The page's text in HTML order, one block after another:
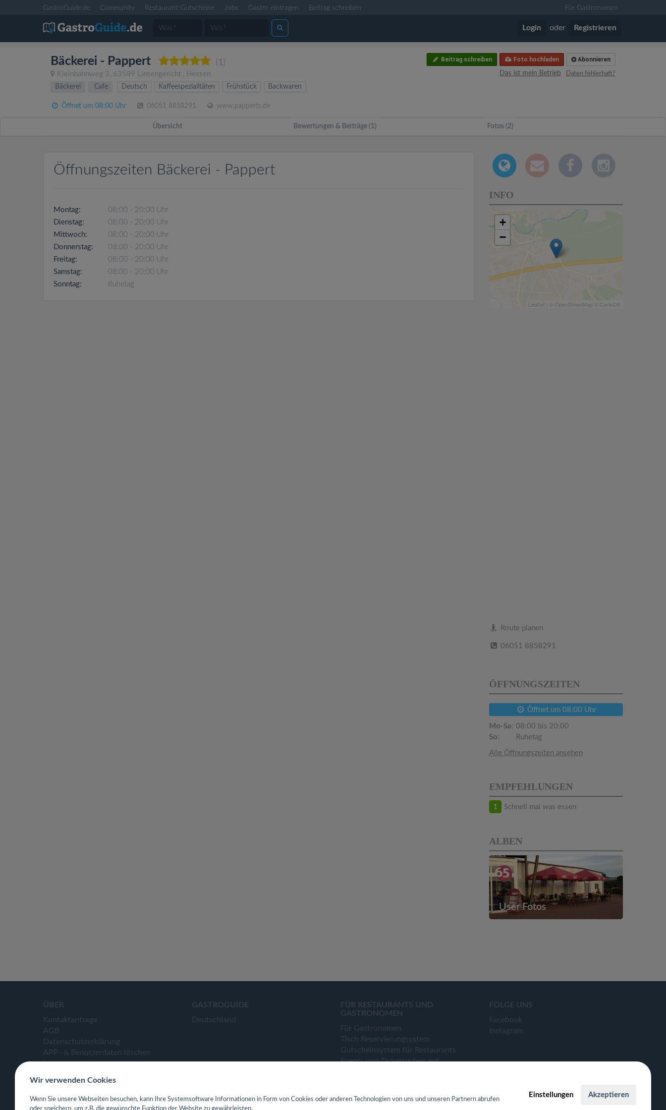
GastroGuide.de Community Restaurant-Gutscheine Jobs Gastro eintragen Beitrag schreiben Für Gastronomen
Login oder Registrieren
Bäckerei - Pappert (1)
Kleinbahnweg 3, 63589 Linsengericht , Hessen
Abonnieren
Foto hochladen
Beitrag schreiben
Daten fehlerhaft?
Das ist mein Betrieb
Bäckerei
Cafe Deutsch Kaffeespezialitäten Frühstück Backwaren
Öffnet um 08:00 Uhr 06051 8858291 www.papperts.de
Übersicht Bewertungen & Beiträge (1) Fotos (2)
Öffnungszeiten Bäckerei - Pappert
Montag:
08:00 - 20:00 Uhr
Dienstag:
08:00 - 20:00 Uhr
Mittwoch:
08:00 - 20:00 Uhr
Donnerstag:
08:00 - 20:00 Uhr
Freitag:
08:00 - 20:00 Uhr
Samstag:
08:00 - 20:00 Uhr
Sonntag:
Ruhetag
INFO
+
−
Leaflet | © OpenStreetMap © CartoDB
Route planen
06051 8858291
ÖFFNUNGSZEITEN
Öffnet um 08:00 Uhr
Mo-Sa: 08:00 bis 20:00
So:
Ruhetag
Alle Öffnungszeiten ansehen
EMPFEHLUNGEN
1 Schnell mal was essen
ALBEN
User Fotos
ÜBER
Kontaktanfrage
AGB
Datenschutzerklärung
APP- & Benutzerdaten löschen
Impressum
GASTROGUIDE
Deutschland
FÜR RESTAURANTS UND
GASTRONOMEN
Für Gastronomen
Tisch Reservierungsystem
Gutscheinsystem für Restaurants
Event- und Ticketsystem mit
Webseiten für Restaurant
FOLGE UNS
Facebook
Instagram
Wir verwenden Cookies
Wenn Sie unsere Webseiten besuchen, kann Ihre Systemsoftware Informationen in Form von Cookies oder anderen Technologien von uns und unseren Partnern abrufen
Einstellungen Akzeptieren